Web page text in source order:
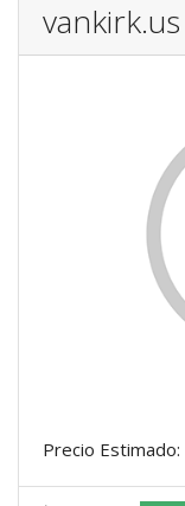
vankirk.us
Precio Estimado: